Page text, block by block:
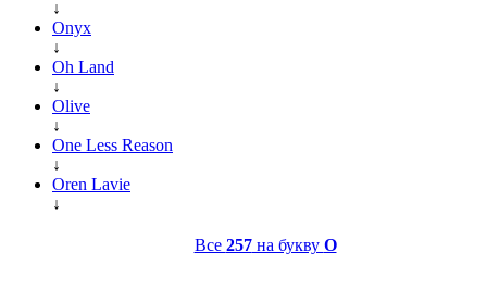
↓
Onyx
↓
Oh Land
↓
Olive
↓
One Less Reason
↓
Oren Lavie
↓
Все 257на букву O